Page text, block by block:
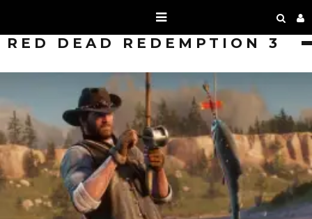
RED DEAD REDEMPTION 3